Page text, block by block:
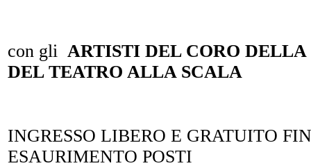
con gli ARTISTI DEL CORO DELLA
DEL TEATRO ALLA SCALA
INGRESSO LIBERO E GRATUITO
ESAURIMENTO POSTI